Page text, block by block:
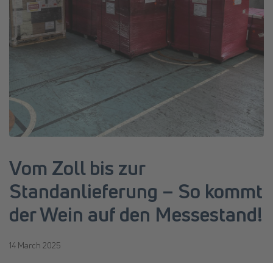
Vom Zoll bis zur
Standanlieferung – So kommt
der Wein auf den Messestand!
14 March 2025